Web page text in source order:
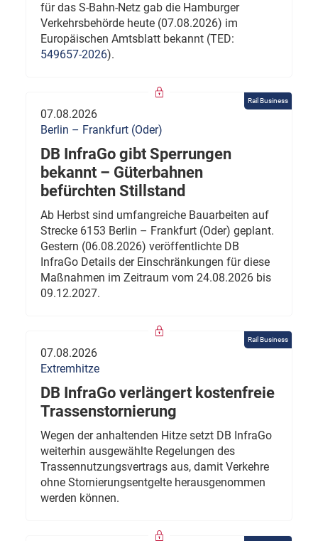
für das S-Bahn-Netz gab die Hamburger
Verkehrsbehörde heute (07.08.2026) im
Europäischen Amtsblatt bekannt (TED:
549657-2026).
Rail Business
07.08.2026
Berlin – Frankfurt (Oder)
DB InfraGo gibt Sperrungen
bekannt – Güterbahnen
befürchten Stillstand
Ab Herbst sind umfangreiche Bauarbeiten auf
Strecke 6153 Berlin – Frankfurt (Oder) geplant.
Gestern (06.08.2026) veröffentlichte DB
InfraGo Details der Einschränkungen für diese
Maßnahmen im Zeitraum vom 24.08.2026 bis
09.12.2027.
Rail Business
07.08.2026
Extremhitze
DB InfraGo verlängert kostenfreie
Trassenstornierung
Wegen der anhaltenden Hitze setzt DB InfraGo
weiterhin ausgewählte Regelungen des
Trassennutzungsvertrags aus, damit Verkehre
ohne Stornierungsentgelte herausgenommen
werden können.